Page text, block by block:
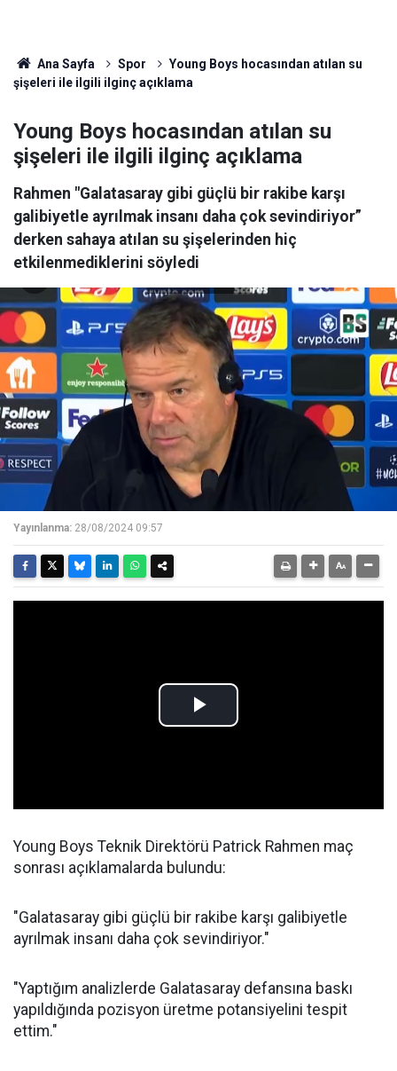
Ana Sayfa Spor
Young Boys hocasından atılan su
şişeleri ile ilgili ilginç açıklama
Young Boys hocasından atılan su
şişeleri ile ilgili ilginç açıklama
Rahmen "Galatasaray gibi güçlü bir rakibe karşı
galibiyetle ayrılmak insanı daha çok sevindiriyor”
derken sahaya atılan su şişelerinden hiç
etkilenmediklerini söyledi
Yayınlanma: 28/08/2024 09:57
Young Boys Teknik Direktörü Patrick Rahmen maç
sonrası açıklamalarda bulundu:
"Galatasaray gibi güçlü bir rakibe karşı galibiyetle
ayrılmak insanı daha çok sevindiriyor."
"Yaptığım analizlerde Galatasaray defansına baskı
yapıldığında pozisyon üretme potansiyelini tespit
ettim."